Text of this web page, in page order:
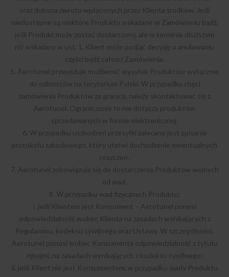
oraz dokona zwrotu wpłaconych przez Klienta środków. Jeśli
niedostępne są niektóre Produkty wskazane w Zamówieniu bądź,
jeśli Produkt może zostać dostarczony, ale w terminie dłuższym
niż wskazany w ust. 1, Klient może podjąć decyzję o anulowaniu
części bądź całości Zamówienia.
5. Aerotunel przewiduje możliwość wysyłek Produktów wyłącznie
do odbiorców na terytorium Polski. W przypadku chęci
zamówienia Produktów za granicę, należy skontaktować się z
Aerotunel. Ograniczenie to nie dotyczy produktów
sprzedawanych w formie elektronicznej.
6. W przypadku uszkodzeń przesyłki zalecane jest spisanie
protokołu szkodowego, który ułatwi dochodzenie ewentualnych
roszczeń.
7. Aerotunel zobowiązuje się do dostarczenia Produktów wolnych
od wad.
8. W przypadku wad fizycznych Produktu:
i. jeśli Klientem jest Konsument – Aerotunel ponosi
odpowiedzialność wobec Klienta na zasadach wynikających z
Regulaminu, kodeksu cywilnego oraz Ustawy. W szczególności,
Aerotunel ponosi wobec Konsumenta odpowiedzialność z tytułu
rękojmi, na zasadach wynikających z kodeksu cywilnego;
ii. jeśli Klient nie jest Konsumentem, w przypadku wady Produktu